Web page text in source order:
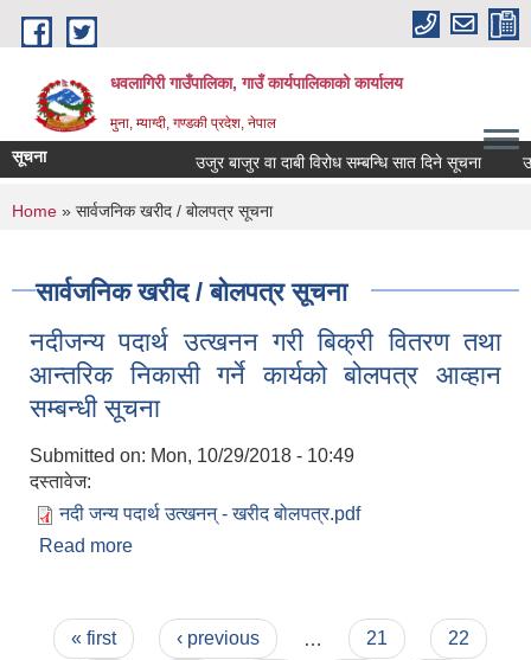
Skip to main content
धवलागिरी गाउँपालिका, गाउँ कार्यपालिकाको कार्यालय
मुना, म्याग्दी, गण्डकी प्रदेश, नेपाल
सूचना उजुर बाजुर वा दाबी विरोध सम्बन्धि सात दिने सूचना
You are here
Home » सार्वजनिक खरीद / बोलपत्र सूचना
सार्वजनिक खरीद / बोलपत्र सूचना
नदीजन्य पदार्थ उत्खनन गरी बिक्री वितरण तथा
आन्तरिक निकासी गर्ने कार्यको बोलपत्र आव्हान
सम्बन्धी सूचना
Submitted on: Mon, 10/29/2018 - 10:49
दस्तावेज:
नदी जन्य पदार्थ उत्खनन् - खरीद बोलपत्र.pdf
Read more
Pages
« first ‹ previous 21
22